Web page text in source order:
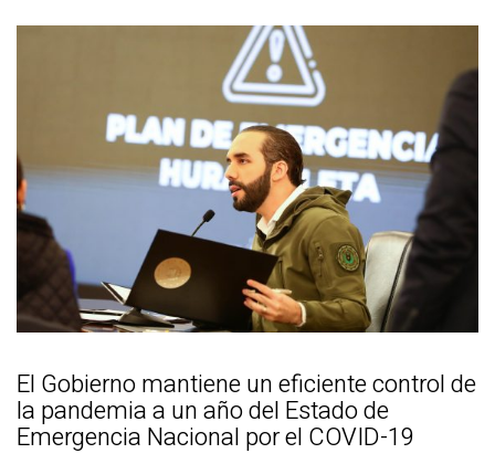
El Gobierno mantiene un eficiente control de
la pandemia a un año del Estado de
Emergencia Nacional por el COVID-19